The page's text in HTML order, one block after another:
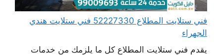
فني ستلايت المطلاع 52227330 فني ستلايت هندي
الجهراء
يقدم فني ستلايت المطلاع كل ما يلزمك من خدمات